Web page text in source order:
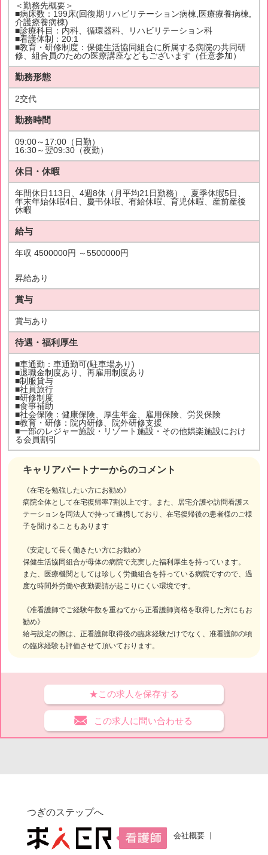
キャリアパートナーからのコメント
《在宅を勉強したい方にお勧め》
病院全体として在宅復帰率7割以上です。また、居宅介護や訪問看護ス
テーションを同法人で持って連携しており、在宅復帰後の患者様のご様
子を聞けることもあります
《安定して長く働きたい方にお勧め》
保健生活協同組合が母体の病院で充実した福利厚生を持っています。
また、医療機関としては珍しく労働組合を持っている病院ですので、過
度な時間外労働や夜勤要請が起こりにくい環境です。
《准看護師でご経験年数を重ねてから正看護師資格を取得した方にもお
勧め》
給与設定の際は、正看護師取得後の臨床経験だけでなく、准看護師の頃
の臨床経験も評価させて頂いております。
＜勤務先概要＞
■病床数：199床(回復期リハビリテーション病棟,医療療養病棟,
介護療養病棟)
■診療科目：内科、循環器科、リハビリテーション科
■看護体制：20:1
■教育・研修制度：保健生活協同組合に所属する病院の共同研
修、組合員のための医療講座などもございます（任意参加）
勤務形態
2交代
勤務時間
09:00～17:00（日勤）
16:30～翌09:30（夜勤）
休日・休暇
年間休日113日、4週8休（月平均21日勤務）、夏季休暇5日、
年末年始休暇4日、慶弔休暇、有給休暇、育児休暇、産前産後
休暇
給与
年収 4500000円 ～5500000円
昇給あり
賞与
賞与あり
待遇・福利厚生
■車通勤：車通勤可(駐車場あり)
■退職金制度あり、再雇用制度あり
■制服貸与
■社員旅行
■研修制度
■食事補助
■社会保険：健康保険、厚生年金、雇用保険、労災保険
■教育・研修：院内研修、院外研修支援
■一部のレジャー施設・リゾート施設・その他娯楽施設におけ
る会員割引
★この求人を保存する
この求人に問い合わせる
つぎのステップへ
会社概要